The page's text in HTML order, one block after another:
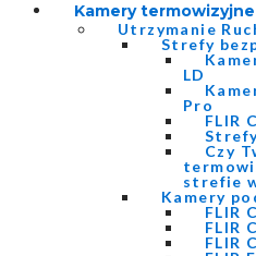
Kamery termowizyjne
Utrzymanie
Strefy
LD
Pro
FLIR
Czy
strefie
Kamery
FLIR
FLIR
FLIR